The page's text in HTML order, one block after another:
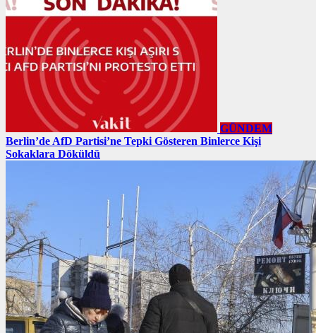
GÜNDEM
Berlin’de AfD Partisi’ne Tepki Gösteren Binlerce Kişi
Sokaklara Döküldü